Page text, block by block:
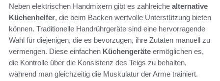
Neben elektrischen Handmixern gibt es zahlreiche alternative
Küchenhelfer, die beim Backen wertvolle Unterstützung bieten
können. Traditionelle Handrührgeräte sind eine hervorragende
Wahl für diejenigen, die es bevorzugen, ihre Zutaten manuell zu
vermengen. Diese einfachen Küchengeräte ermöglichen es,
die Kontrolle über die Konsistenz des Teigs zu behalten,
während man gleichzeitig die Muskulatur der Arme trainiert.